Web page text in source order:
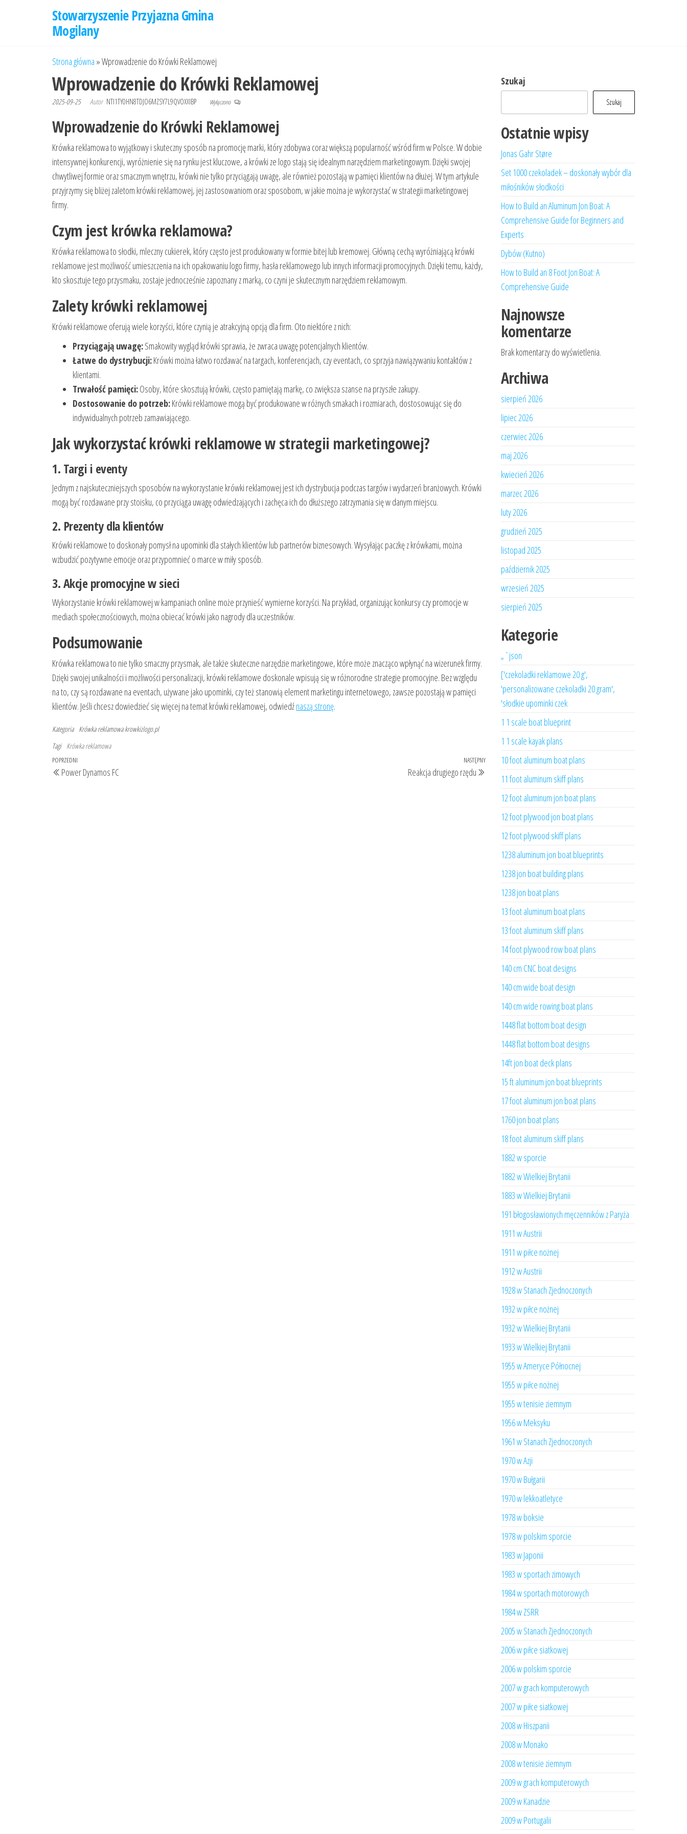
Stowarzyszenie Przyjazna Gmina
Mogilany
Strona główna »Wprowadzenie do Krówki Reklamowej
Wprowadzenie do Krówki Reklamowej
2025-09-25 Autor NTI1TY0HN8TDJO6MZSY7L9QVOXXIBP Wyłączono
Wprowadzenie do Krówki Reklamowej
Krówka reklamowa to wyjątkowy i skuteczny sposób na promocję marki, który zdobywa coraz większą popularność wśród firm w Polsce. W dobie
intensywnej konkurencji, wyróżnienie się na rynku jest kluczowe, a krówki ze logo stają się idealnym narzędziem marketingowym. Dzięki swojej
chwytliwej formie oraz smacznym wnętrzu, krówki nie tylko przyciągają uwagę, ale również pozostają w pamięci klientów na dłużej. W tym artykule
przyjrzymy się bliżej zaletom krówki reklamowej, jej zastosowaniom oraz sposobom, w jakie można je wykorzystać w strategii marketingowej
firmy.
Czym jest krówka reklamowa?
Krówka reklamowa to słodki, mleczny cukierek, który często jest produkowany w formie bitej lub kremowej. Główną cechą wyróżniającą krówki
reklamowe jest możliwość umieszczenia na ich opakowaniu logo firmy, hasła reklamowego lub innych informacji promocyjnych. Dzięki temu, każdy,
kto skosztuje tego przysmaku, zostaje jednocześnie zapoznany z marką, co czyni je skutecznym narzędziem reklamowym.
Zalety krówki reklamowej
Krówki reklamowe oferują wiele korzyści, które czynią je atrakcyjną opcją dla firm. Oto niektóre z nich:
Przyciągają uwagę:Smakowity wygląd krówki sprawia, że zwraca uwagę potencjalnych klientów.
Łatwe do dystrybucji:Krówki można łatwo rozdawać na targach, konferencjach, czy eventach, co sprzyja nawiązywaniu kontaktów z
klientami.
Trwałość pamięci:Osoby, które skosztują krówki, często pamiętają markę, co zwiększa szanse na przyszłe zakupy.
Dostosowanie do potrzeb:Krówki reklamowe mogą być produkowane w różnych smakach i rozmiarach, dostosowując się do
indywidualnych potrzeb zamawiającego.
Jak wykorzystać krówki reklamowe w strategii marketingowej?
1. Targi i eventy
Jednym z najskuteczniejszych sposobów na wykorzystanie krówki reklamowej jest ich dystrybucja podczas targów i wydarzeń branżowych. Krówki
mogą być rozdawane przy stoisku, co przyciąga uwagę odwiedzających i zachęca ich do dłuższego zatrzymania się w danym miejscu.
2. Prezenty dla klientów
Krówki reklamowe to doskonały pomysł na upominki dla stałych klientów lub partnerów biznesowych. Wysyłając paczkę z krówkami, można
wzbudzić pozytywne emocje oraz przypomnieć o marce w miły sposób.
3. Akcje promocyjne w sieci
Wykorzystanie krówki reklamowej w kampaniach online może przynieść wymierne korzyści. Na przykład, organizując konkursy czy promocje w
mediach społecznościowych, można obiecać krówki jako nagrody dla uczestników.
Podsumowanie
Krówka reklamowa to nie tylko smaczny przysmak, ale także skuteczne narzędzie marketingowe, które może znacząco wpłynąć na wizerunek firmy.
Dzięki swojej unikalności i możliwości personalizacji, krówki reklamowe doskonale wpisują się w różnorodne strategie promocyjne. Bez względu
na to, czy są rozdawane na eventach, używane jako upominki, czy też stanowią element marketingu internetowego, zawsze pozostają w pamięci
klientów. Jeśli chcesz dowiedzieć się więcej na temat krówki reklamowej, odwiedźnaszą stronę.
Kategoria Krówka reklamowa krowkizlogo.pl
Tagi Krówka reklamowa
Nawigacja
wpisu
Poprzedni
wpis
POPRZEDNI
Power Dynamos FC
Następny
NASTĘPNY
Reakcja drugiego rzędu
Szukaj
Szukaj
Ostatnie wpisy
Jonas Gahr Støre
Set 1000 czekoladek – doskonały wybór dla
miłośników słodkości
How to Build an Aluminum Jon Boat: A
Comprehensive Guide for Beginners and
Experts
Dybów (Kutno)
How to Build an 8 Foot Jon Boat: A
Comprehensive Guide
Najnowsze
komentarze
Brak komentarzy do wyświetlenia.
Archiwa
sierpień 2026
lipiec 2026
czerwiec 2026
maj 2026
kwiecień 2026
marzec 2026
luty 2026
grudzień 2025
listopad 2025
październik 2025
wrzesień 2025
sierpień 2025
Kategorie
„`json
['czekoladki reklamowe 20 g',
'personalizowane czekoladki 20 gram',
'słodkie upominki czek
1 1 scale boat blueprint
1 1 scale kayak plans
10 foot aluminum boat plans
11 foot aluminum skiff plans
12 foot aluminum jon boat plans
12 foot plywood jon boat plans
12 foot plywood skiff plans
1238 aluminum jon boat blueprints
1238 jon boat building plans
1238 jon boat plans
13 foot aluminum boat plans
13 foot aluminum skiff plans
14 foot plywood row boat plans
140 cm CNC boat designs
140 cm wide boat design
140 cm wide rowing boat plans
1448 flat bottom boat design
1448 flat bottom boat designs
14ft jon boat deck plans
15 ft aluminum jon boat blueprints
17 foot aluminum jon boat plans
1760 jon boat plans
18 foot aluminum skiff plans
1882 w sporcie
1882 w Wielkiej Brytanii
1883 w Wielkiej Brytanii
191 błogosławionych męczenników z Paryża
1911 w Austrii
1911 w piłce nożnej
1912 w Austrii
1928 w Stanach Zjednoczonych
1932 w piłce nożnej
1932 w Wielkiej Brytanii
1933 w Wielkiej Brytanii
1955 w Ameryce Północnej
1955 w piłce nożnej
1955 w tenisie ziemnym
1956 w Meksyku
1961 w Stanach Zjednoczonych
1970 w Azji
1970 w Bułgarii
1970 w lekkoatletyce
1978 w boksie
1978 w polskim sporcie
1983 w Japonii
1983 w sportach zimowych
1984 w sportach motorowych
1984 w ZSRR
2005 w Stanach Zjednoczonych
2006 w piłce siatkowej
2006 w polskim sporcie
2007 w grach komputerowych
2007 w piłce siatkowej
2008 w Hiszpanii
2008 w Monako
2008 w tenisie ziemnym
2009 w grach komputerowych
2009 w Kanadzie
2009 w Portugalii